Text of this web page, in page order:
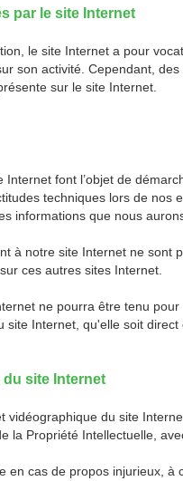
par le site Internet
le site Internet a pour
son activité. Cependant,
sur le site Internet.
font l’objet de
techniques lors de nos
informations que nous
à notre site Internet ne
ces autres sites Internet.
ne pourra être tenu
Internet, qu'elle soit
site Internet
du site
la Propriété Intellectuelle,
en cas de propos injurieux,